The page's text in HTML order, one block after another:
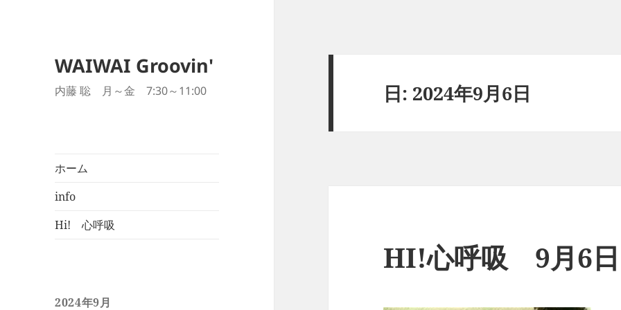
WAIWAI Groovin'
内藤 聡 月～金 7:30～11:00
ホーム
info
Hi! 心呼吸
2024年9月
日: 2024年9月6日
HI!心呼吸 9月6日